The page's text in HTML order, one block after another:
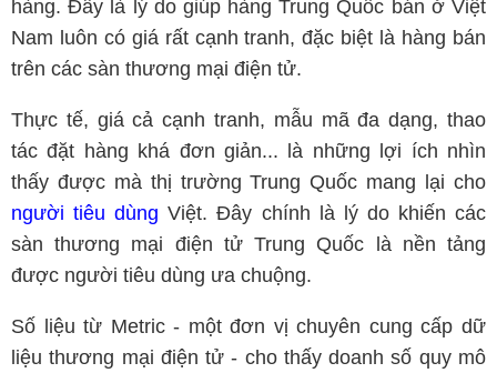
hàng. Đây là lý do giúp hàng Trung Quốc bán ở Việt
Nam luôn có giá rất cạnh tranh, đặc biệt là hàng bán
trên các sàn thương mại điện tử.
Thực tế, giá cả cạnh tranh, mẫu mã đa dạng, thao
tác đặt hàng khá đơn giản... là những lợi ích nhìn
thấy được mà thị trường Trung Quốc mang lại cho
người tiêu dùng Việt. Đây chính là lý do khiến các
sàn thương mại điện tử Trung Quốc là nền tảng
được người tiêu dùng ưa chuộng.
Số liệu từ Metric - một đơn vị chuyên cung cấp dữ
liệu thương mại điện tử - cho thấy doanh số quy mô